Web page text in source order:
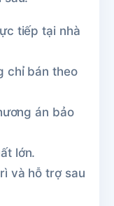
tiếp tại nhà
chỉ bán theo
án bảo
lớn.
và hỗ trợ sau